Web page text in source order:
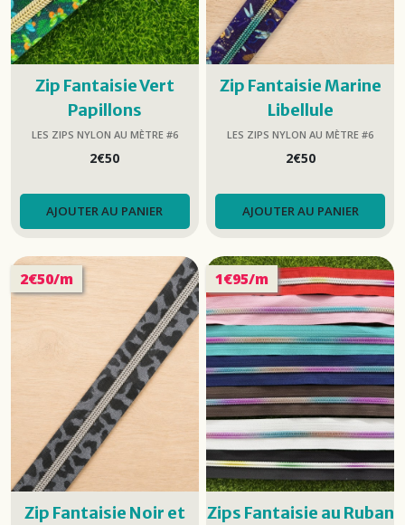
Zip Fantaisie Vert
Papillons
LES ZIPS NYLON AU MÈTRE #6
2€50
AJOUTER AU PANIER
Zip Fantaisie Marine
Libellule
LES ZIPS NYLON AU MÈTRE #6
2€50
AJOUTER AU PANIER
2€50/m
Zip Fantaisie Noir et
1€95/m
Zips Fantaisie au Ruban